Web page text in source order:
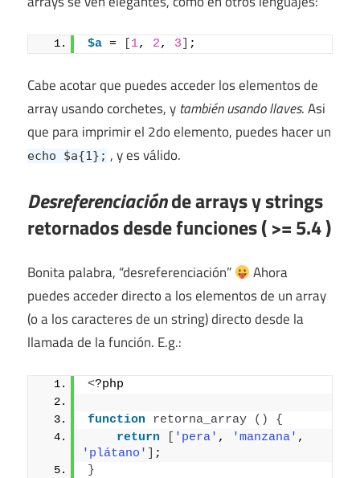
$a = 1, 2, 3 ;
Cabe acotar que puedes acceder los elementos de
array usando corchetes, y también usando llaves. Asi
que para imprimir el 2do elemento, puedes hacer un
echo $a{1}; , y es válido.
Desreferenciaciónde arrays y strings
retornados desde funciones ( >= 5.4 )
Bonita palabra, “desreferenciación”
Ahora
puedes acceder directo a los elementos de un array
(o a los caracteres de un string) directo desde la
llamada de la función. E.g.:
<?php
function retorna_array ()
{
return
'pera' , 'manzana'
'plátano'
;
}